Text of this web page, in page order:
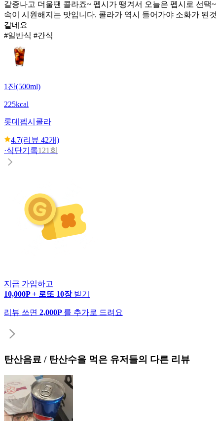
갈증나고 더울땐 콜라죠~ 펩시가 땡겨서 오늘은 펩시로 선택~
속이 시원해지는 맛입니다. 콜라가 역시 들어가야 소화가 된것
같네요
#일반식 #간식
1잔(500ml)
225kcal
롯데 펩시콜라
4.7(리뷰 42개)
·식단기록121회
지금 가입하고
10,000P + 로또 10장 받기
리뷰 쓰면 2,000P 를 추가로 드려요
탄산음료 / 탄산수을 먹은 유저들의 다른 리뷰